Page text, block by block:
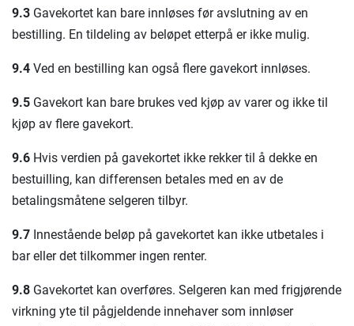
9.3 Gavekortet kan bare innløses før avslutning av en
bestilling. En tildeling av beløpet etterpå er ikke mulig.
9.4 Ved en bestilling kan også flere gavekort innløses.
9.5 Gavekort kan bare brukes ved kjøp av varer og ikke til
kjøp av flere gavekort.
9.6 Hvis verdien på gavekortet ikke rekker til å dekke en
bestuilling, kan differensen betales med en av de
betalingsmåtene selgeren tilbyr.
9.7 Innestående beløp på gavekortet kan ikke utbetales i
bar eller det tilkommer ingen renter.
9.8 Gavekortet kan overføres. Selgeren kan med frigjørende
virkning yte til pågjeldende innehaver som innløser